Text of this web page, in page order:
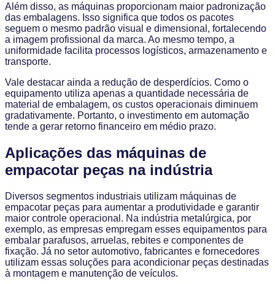
Além disso, as máquinas proporcionam maior padronização
das embalagens. Isso significa que todos os pacotes
seguem o mesmo padrão visual e dimensional, fortalecendo
a imagem profissional da marca. Ao mesmo tempo, a
uniformidade facilita processos logísticos, armazenamento e
transporte.
Vale destacar ainda a redução de desperdícios. Como o
equipamento utiliza apenas a quantidade necessária de
material de embalagem, os custos operacionais diminuem
gradativamente. Portanto, o investimento em automação
tende a gerar retorno financeiro em médio prazo.
Aplicações das máquinas de
empacotar peças na indústria
Diversos segmentos industriais utilizam máquinas de
empacotar peças para aumentar a produtividade e garantir
maior controle operacional. Na indústria metalúrgica, por
exemplo, as empresas empregam esses equipamentos para
embalar parafusos, arruelas, rebites e componentes de
fixação. Já no setor automotivo, fabricantes e fornecedores
utilizam essas soluções para acondicionar peças destinadas
à montagem e manutenção de veículos.